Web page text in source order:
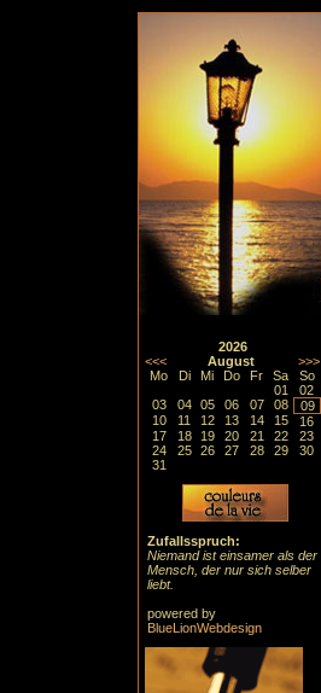
2026
<<<
August
>>>
Mo
Di Mi Do Fr Sa
So
01
02
03
04 05 06 07 08
09
10
11 12 13 14 15
16
17
18 19 20 21 22
23
24
25 26 27 28 29
30
31
Zufallsspruch:
Niemand ist einsamer als der
Mensch, der nur sich selber
liebt.
powered by
BlueLionWebdesign